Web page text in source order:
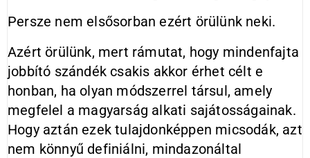
Persze nem elsősorban ezért örülünk neki.
Azért örülünk, mert rámutat, hogy mindenfajta
jobbító szándék csakis akkor érhet célt e
honban, ha olyan módszerrel társul, amely
megfelel a magyarság alkati sajátosságainak.
Hogy aztán ezek tulajdonképpen micsodák, azt
nem könnyű definiálni, mindazonáltal